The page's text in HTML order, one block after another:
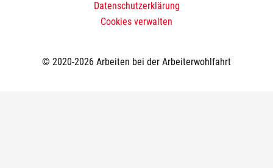
Datenschutzerklärung
Cookies verwalten
© 2020-2026 Arbeiten bei der Arbeiterwohlfahrt